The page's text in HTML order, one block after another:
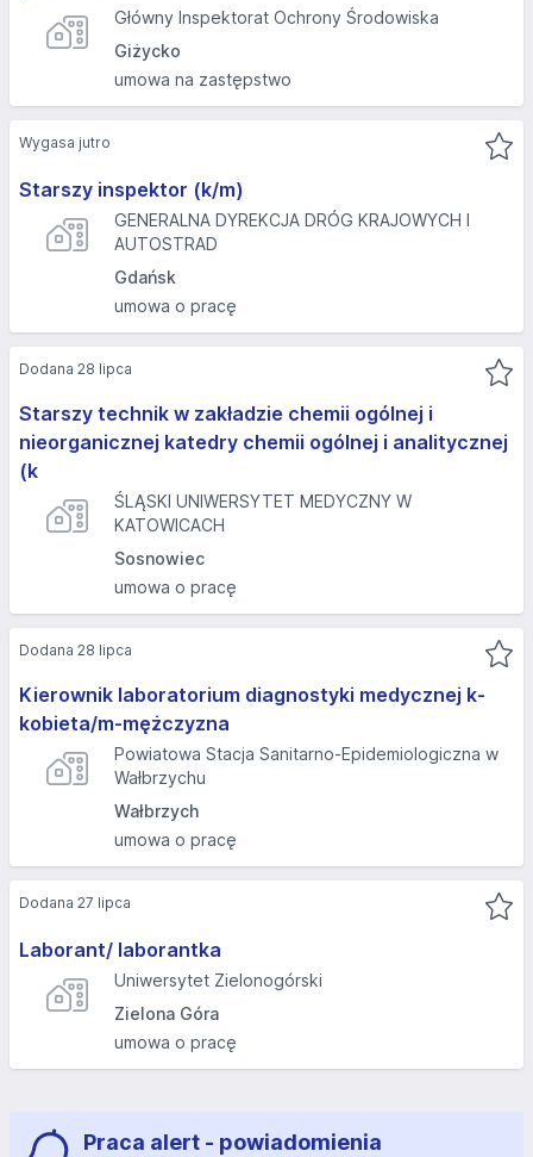
Główny Inspektorat Ochrony Środowiska
Giżycko
umowa na zastępstwo
Starszy inspektor (k/m)
GENERALNA DYREKCJA DRÓG KRAJOWYCH I
AUTOSTRAD
Gdańsk
umowa o pracę
Wygasa jutro
Starszy technik w zakładzie chemii ogólnej i
nieorganicznej katedry chemii ogólnej i analitycznej
(k
ŚLĄSKI UNIWERSYTET MEDYCZNY W
KATOWICACH
Sosnowiec
umowa o pracę
Dodana 28 lipca
Kierownik laboratorium diagnostyki medycznej k-
kobieta/m-mężczyzna
Powiatowa Stacja Sanitarno-Epidemiologiczna w
Wałbrzychu
Wałbrzych
umowa o pracę
Dodana 28 lipca
Laborant/ laborantka
Uniwersytet Zielonogórski
Zielona Góra
umowa o pracę
Dodana 27 lipca
Praca alert - powiadomienia